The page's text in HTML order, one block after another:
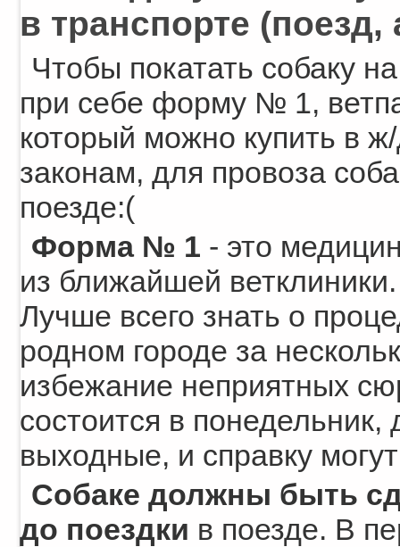
в транспорте (поезд,
Чтобы покатать собаку
при себе форму № 1,
который можно купить в
законам, для провоза
поезде:(
Форма № 1 - это
из ближайшей
Лучше всего знать о
родном городе за
избежание неприятных
состоится в
выходные, и справку
Собаке должны быть
до поездки в поезде. В